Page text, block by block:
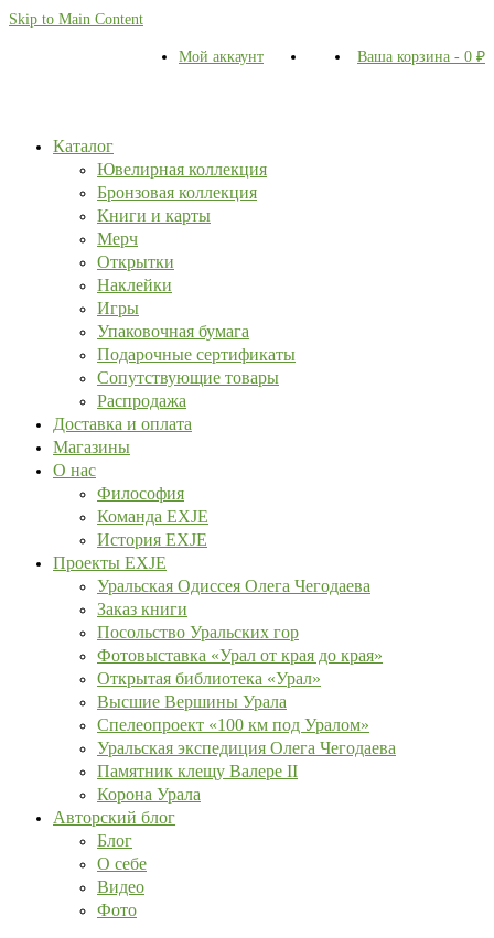
Skip to Main Content
Мой аккаунт Ваша корзина - 0 ₽
Каталог
Ювелирная коллекция
Бронзовая коллекция
Книги и карты
Мерч
Открытки
Наклейки
Игры
Упаковочная бумага
Подарочные сертификаты
Сопутствующие товары
Распродажа
Доставка и оплата
Магазины
О нас
Философия
Команда EXJE
История EXJE
Проекты EXJE
Уральская Одиссея Олега Чегодаева
Заказ книги
Посольство Уральских гор
Фотовыставка «Урал от края до края»
Открытая библиотека «Урал»
Высшие Вершины Урала
Спелеопроект «100 км под Уралом»
Уральская экспедиция Олега Чегодаева
Памятник клещу Валере II
Корона Урала
Авторский блог
Блог
О себе
Видео
Фото